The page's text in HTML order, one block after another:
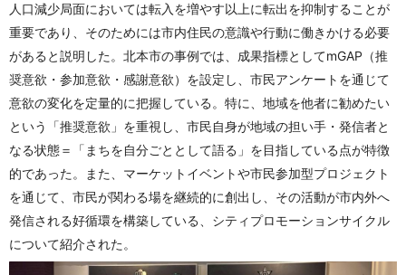
人口減少局面においては転入を増やす以上に転出を抑制することが
重要であり、そのためには市内住民の意識や行動に働きかける必要
があると説明した。北本市の事例では、成果指標としてmGAP（推
奨意欲・参加意欲・感謝意欲）を設定し、市民アンケートを通じて
意欲の変化を定量的に把握している。特に、地域を他者に勧めたい
という「推奨意欲」を重視し、市民自身が地域の担い手・発信者と
なる状態＝「まちを自分ごととして語る」を目指している点が特徴
的であった。また、マーケットイベントや市民参加型プロジェクト
を通じて、市民が関わる場を継続的に創出し、その活動が市内外へ
発信される好循環を構築している、シティプロモーションサイクル
について紹介された。